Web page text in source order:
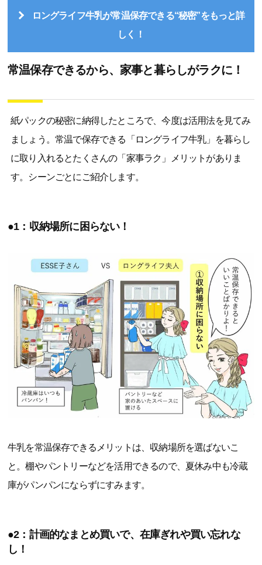
ロングライフ牛乳が常温保存できる“秘密”をもっと詳
しく！
常温保存できるから、家事と暮らしがラクに！
紙パックの秘密に納得したところで、今度は活用法を見てみ
ましょう。常温で保存できる「ロングライフ牛乳」を暮らし
に取り入れるとたくさんの「家事ラク」メリットがありま
す。シーンごとにご紹介します。
●1：収納場所に困らない！
牛乳を常温保存できるメリットは、収納場所を選ばないこ
と。棚やパントリーなどを活用できるので、夏休み中も冷蔵
庫がパンパンにならずにすみます。
●2：計画的なまとめ買いで、在庫ぎれや買い忘れな
し！